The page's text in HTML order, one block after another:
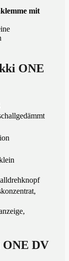
mit
ONE
ONE DV